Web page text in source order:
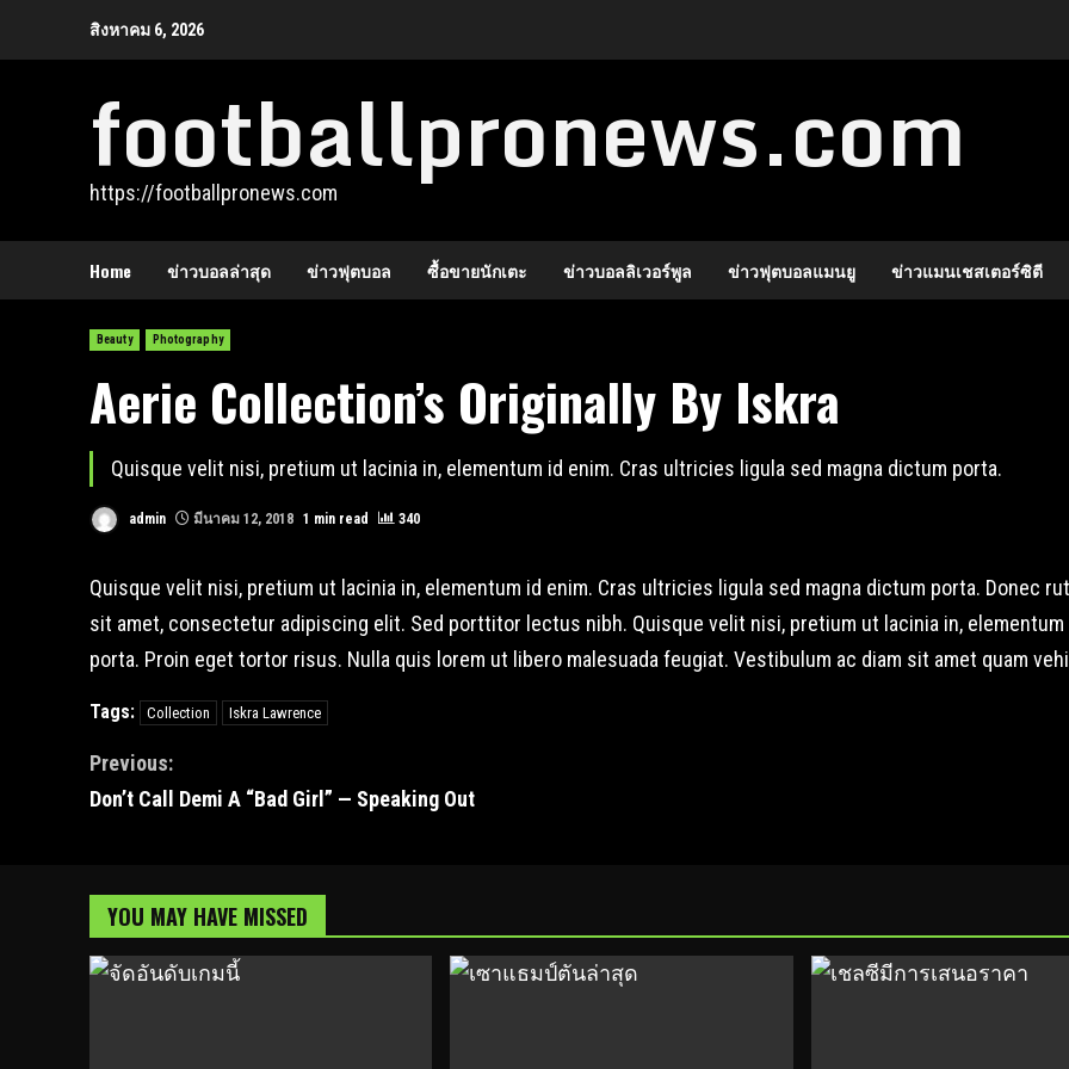
สิงหาคม 6, 2026
footballpronews.com
https://footballpronews.com
Home ข่าวบอลล่าสุด ข่าวฟุตบอล ซื้อขายนักเตะ ข่าวบอลลิเวอร์พูล ข่าวฟุตบอลแมนยู ข่าวแมนเชสเตอร์ซิตี
Beauty Photography
Aerie Collection’s Originally By Iskra
Quisque velit nisi, pretium ut lacinia in, elementum id enim. Cras ultricies ligula sed magna dictum porta.
admin มีนาคม 12, 2018 1 min read 340
Quisque velit nisi, pretium ut lacinia in, elementum id enim. Cras ultricies ligula sed magna dictum porta. Donec
sit amet, consectetur adipiscing elit. Sed porttitor lectus nibh. Quisque velit nisi, pretium ut lacinia in,
porta. Proin eget tortor risus. Nulla quis lorem ut libero malesuada feugiat. Vestibulum ac diam sit amet quam
Tags: Collection Iskra Lawrence
Continue
Reading
Previous:
Don’t Call Demi A “Bad Girl” — Speaking Out
YOU MAY HAVE MISSED